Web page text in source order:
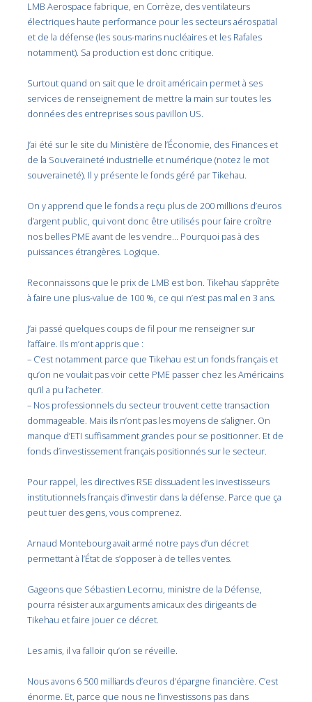
LMB Aerospace fabrique, en Corrèze, des ventilateurs
électriques haute performance pour les secteurs aérospatial
et de la défense (les sous-marins nucléaires et les Rafales
notamment). Sa production est donc critique.
Surtout quand on sait que le droit américain permet à ses
services de renseignement de mettre la main sur toutes les
données des entreprises sous pavillon US.
J’ai été sur le site du Ministère de l’Économie, des Finances et
de la Souveraineté industrielle et numérique (notez le mot
souveraineté). Il y présente le fonds géré par Tikehau.
On y apprend que le fonds a reçu plus de 200 millions d’euros
d’argent public, qui vont donc être utilisés pour faire croître
nos belles PME avant de les vendre… Pourquoi pas à des
puissances étrangères. Logique.
Reconnaissons que le prix de LMB est bon. Tikehau s’apprête
à faire une plus-value de 100 %, ce qui n’est pas mal en 3 ans.
J’ai passé quelques coups de fil pour me renseigner sur
l’affaire. Ils m’ont appris que :
– C’est notamment parce que Tikehau est un fonds français et
qu’on ne voulait pas voir cette PME passer chez les Américains
qu’il a pu l’acheter.
– Nos professionnels du secteur trouvent cette transaction
dommageable. Mais ils n’ont pas les moyens de s’aligner. On
manque d’ETI suffisamment grandes pour se positionner. Et de
fonds d’investissement français positionnés sur le secteur.
Pour rappel, les directives RSE dissuadent les investisseurs
institutionnels français d’investir dans la défense. Parce que ça
peut tuer des gens, vous comprenez.
Arnaud Montebourg avait armé notre pays d’un décret
permettant à l’État de s’opposer à de telles ventes.
Gageons que Sébastien Lecornu, ministre de la Défense,
pourra résister aux arguments amicaux des dirigeants de
Tikehau et faire jouer ce décret.
Les amis, il va falloir qu’on se réveille.
Nous avons 6 500 milliards d’euros d’épargne financière. C’est
énorme. Et, parce que nous ne l’investissons pas dans